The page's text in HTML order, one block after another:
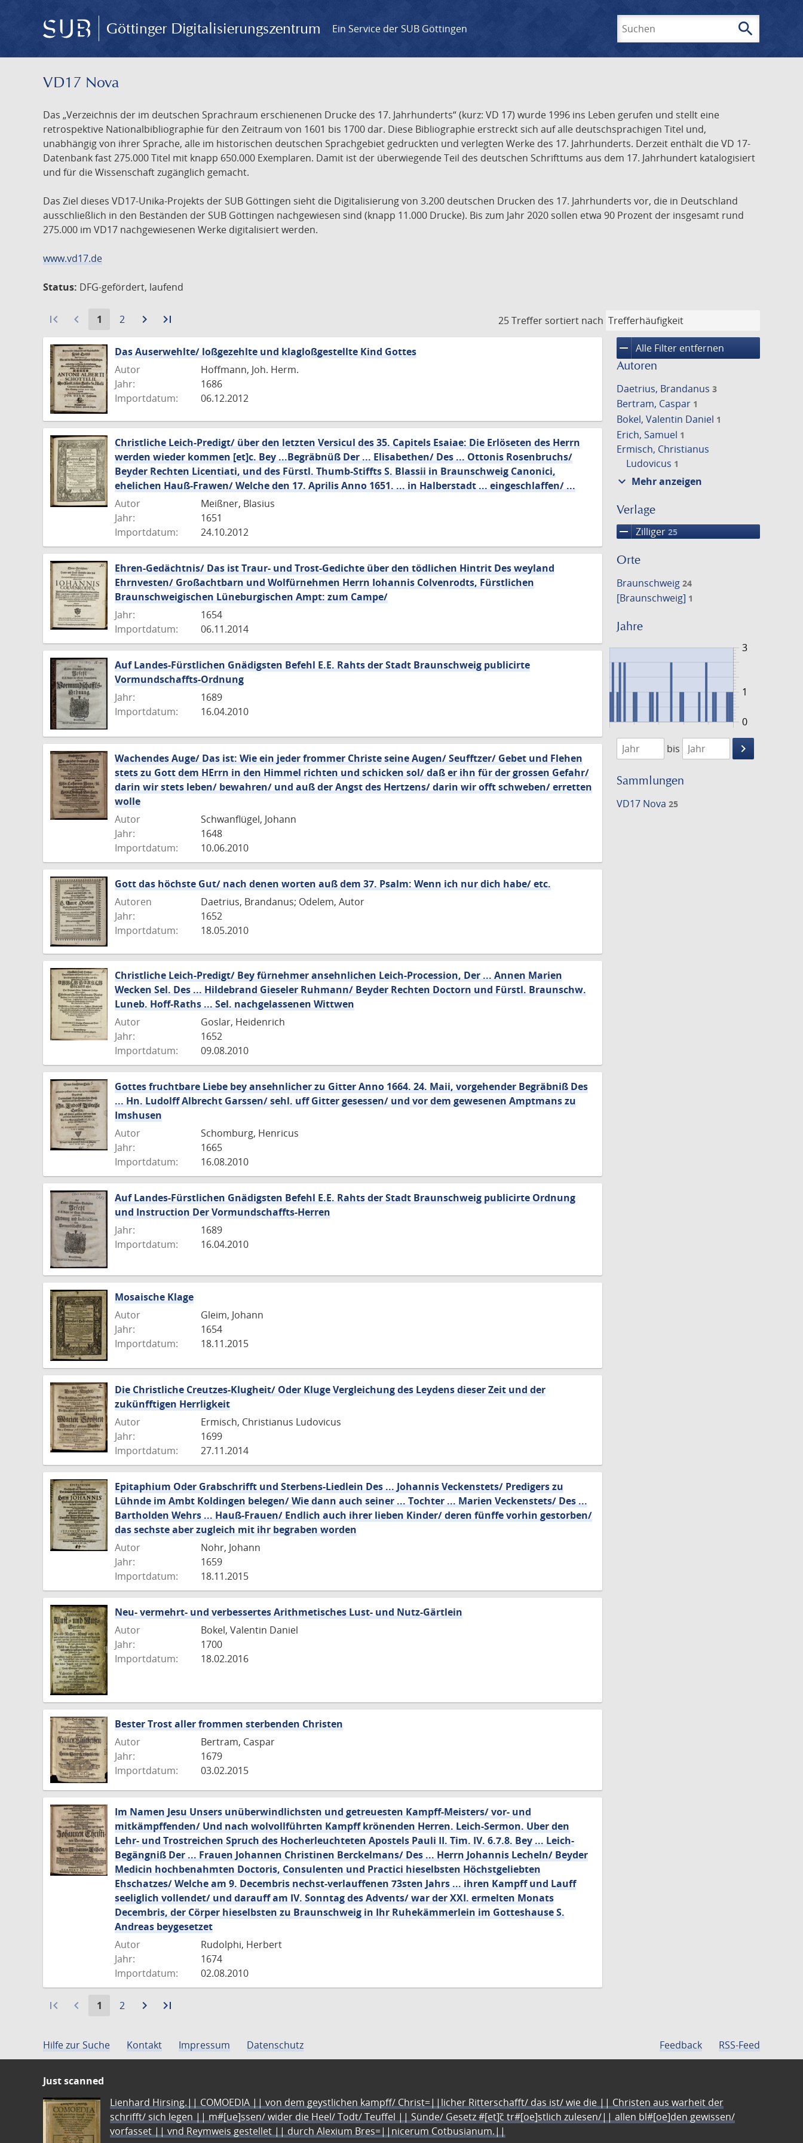
Göttinger Digitalisierungszentrum Ein Service der SUB Göttingen search
VD17 Nova
Das „Verzeichnis der im deutschen Sprachraum erschienenen Drucke des 17. Jahrhunderts“ (kurz: VD 17) wurde 1996 ins Leben gerufen und stellt eine
retrospektive Nationalbibliographie für den Zeitraum von 1601 bis 1700 dar. Diese Bibliographie erstreckt sich auf alle deutschsprachigen Titel und,
unabhängig von ihrer Sprache, alle im historischen deutschen Sprachgebiet gedruckten und verlegten Werke des 17. Jahrhunderts. Derzeit enthält die VD 17-
Datenbank fast 275.000 Titel mit knapp 650.000 Exemplaren. Damit ist der überwiegende Teil des deutschen Schrifttums aus dem 17. Jahrhundert katalogisiert
und für die Wissenschaft zugänglich gemacht.
Das Ziel dieses VD17-Unika-Projekts der SUB Göttingen sieht die Digitalisierung von 3.200 deutschen Drucken des 17. Jahrhunderts vor, die in Deutschland
ausschließlich in den Beständen der SUB Göttingen nachgewiesen sind (knapp 11.000 Drucke). Bis zum Jahr 2020 sollen etwa 90 Prozent der insgesamt rund
275.000 im VD17 nachgewiesenen Werke digitalisiert werden.
www.vd17.de
Status: DFG-gefördert, laufend
25 Treffer sortiert nach
first_page navigate_before
Aktuelle
1
Gehe
Seite
2 navigate_next
Zur
Seite
last_page
Seite
remove Alle Filter entfernen
Autoren
Daetrius, Brandanus 3
Bertram, Caspar 1
Bokel, Valentin Daniel 1
Erich, Samuel 1
Ermisch, Christianus
Ludovicus 1
expand_more Mehr anzeigen
Verlage
remove Zilliger 25
Orte
Braunschweig 24
[Braunschweig] 1
Jahre
0
3
1
1648
1701
bis
keyboard_arrow_right
Suche
Sammlungen
VD17 Nova 25
Das Auserwehlte/ loßgezehlte und klagloßgestellte Kind Gottes
Autor
Hoffmann, Joh. Herm.
Jahr:
1686
Importdatum:
06.12.2012
Christliche Leich-Predigt/ über den letzten Versicul des 35. Capitels Esaiae: Die Erlöseten des Herrn
werden wieder kommen [et]c. Bey ...Begräbnüß Der ... Elisabethen/ Des ... Ottonis Rosenbruchs/
Beyder Rechten Licentiati, und des Fürstl. Thumb-Stiffts S. Blassii in Braunschweig Canonici,
ehelichen Hauß-Frawen/ Welche den 17. Aprilis Anno 1651. ... in Halberstadt ... eingeschlaffen/ ...
Autor
Meißner, Blasius
Jahr:
1651
Importdatum:
24.10.2012
Ehren-Gedächtnis/ Das ist Traur- und Trost-Gedichte über den tödlichen Hintrit Des weyland
Ehrnvesten/ Großachtbarn und Wolfürnehmen Herrn Iohannis Colvenrodts, Fürstlichen
Braunschweigischen Lüneburgischen Ampt: zum Campe/
Jahr:
1654
Importdatum:
06.11.2014
Auf Landes-Fürstlichen Gnädigsten Befehl E.E. Rahts der Stadt Braunschweig publicirte
Vormundschaffts-Ordnung
Jahr:
1689
Importdatum:
16.04.2010
Wachendes Auge/ Das ist: Wie ein jeder frommer Christe seine Augen/ Seufftzer/ Gebet und Flehen
stets zu Gott dem HErrn in den Himmel richten und schicken sol/ daß er ihn für der grossen Gefahr/
darin wir stets leben/ bewahren/ und auß der Angst des Hertzens/ darin wir offt schweben/ erretten
wolle
Autor
Schwanflügel, Johann
Jahr:
1648
Importdatum:
10.06.2010
Gott das höchste Gut/ nach denen worten auß dem 37. Psalm: Wenn ich nur dich habe/ etc.
Autoren
Daetrius, Brandanus; Odelem, Autor
Jahr:
1652
Importdatum:
18.05.2010
Christliche Leich-Predigt/ Bey fürnehmer ansehnlichen Leich-Procession, Der ... Annen Marien
Wecken Sel. Des ... Hildebrand Gieseler Ruhmann/ Beyder Rechten Doctorn und Fürstl. Braunschw.
Luneb. Hoff-Raths ... Sel. nachgelassenen Wittwen
Autor
Goslar, Heidenrich
Jahr:
1652
Importdatum:
09.08.2010
Gottes fruchtbare Liebe bey ansehnlicher zu Gitter Anno 1664. 24. Maii, vorgehender Begräbniß Des
... Hn. Ludolff Albrecht Garssen/ sehl. uff Gitter gesessen/ und vor dem gewesenen Amptmans zu
Imshusen
Autor
Schomburg, Henricus
Jahr:
1665
Importdatum:
16.08.2010
Auf Landes-Fürstlichen Gnädigsten Befehl E.E. Rahts der Stadt Braunschweig publicirte Ordnung
und Instruction Der Vormundschaffts-Herren
Jahr:
1689
Importdatum:
16.04.2010
Mosaische Klage
Autor
Gleim, Johann
Jahr:
1654
Importdatum:
18.11.2015
Die Christliche Creutzes-Klugheit/ Oder Kluge Vergleichung des Leydens dieser Zeit und der
zukünfftigen Herrligkeit
Autor
Ermisch, Christianus Ludovicus
Jahr:
1699
Importdatum:
27.11.2014
Epitaphium Oder Grabschrifft und Sterbens-Liedlein Des ... Johannis Veckenstets/ Predigers zu
Lühnde im Ambt Koldingen belegen/ Wie dann auch seiner ... Tochter ... Marien Veckenstets/ Des ...
Bartholden Wehrs ... Hauß-Frauen/ Endlich auch ihrer lieben Kinder/ deren fünffe vorhin gestorben/
das sechste aber zugleich mit ihr begraben worden
Autor
Nohr, Johann
Jahr:
1659
Importdatum:
18.11.2015
Neu- vermehrt- und verbessertes Arithmetisches Lust- und Nutz-Gärtlein
Autor
Bokel, Valentin Daniel
Jahr:
1700
Importdatum:
18.02.2016
Bester Trost aller frommen sterbenden Christen
Autor
Bertram, Caspar
Jahr:
1679
Importdatum:
03.02.2015
Im Namen Jesu Unsers unüberwindlichsten und getreuesten Kampff-Meisters/ vor- und
mitkämpffenden/ Und nach wolvollführten Kampff krönenden Herren. Leich-Sermon. Uber den
Lehr- und Trostreichen Spruch des Hocherleuchteten Apostels Pauli II. Tim. IV. 6.7.8. Bey ... Leich-
Begängniß Der ... Frauen Johannen Christinen Berckelmans/ Des ... Herrn Johannis Lecheln/ Beyder
Medicin hochbenahmten Doctoris, Consulenten und Practici hieselbsten Höchstgeliebten
Ehschatzes/ Welche am 9. Decembris nechst-verlauffenen 73sten Jahrs ... ihren Kampff und Lauff
seeliglich vollendet/ und darauff am IV. Sonntag des Advents/ war der XXI. ermelten Monats
Decembris, der Cörper hieselbsten zu Braunschweig in Ihr Ruhekämmerlein im Gotteshause S.
Andreas beygesetzet
Autor
Rudolphi, Herbert
Jahr:
1674
Importdatum:
02.08.2010
first_page navigate_before
Aktuelle
1
Gehe
2 navigate_next
Zurlast_page
Hilfe zur Suche
Kontakt Impressum Datenschutz Feedback RSS-Feed
Just scanned
Lienhard Hirsing.|| COMOEDIA || von dem geystlichen kampff/ Christ=||licher Ritterschafft/ das ist/ wie die || Christen aus warheit der
schrifft/ sich legen || m#[ue]ssen/ wider die Heel/ Todt/ Teuffel || Sünde/ Gesetz #[et]c̃ tr#[oe]stlich zulesen/|| allen bl#[oe]den gewissen/
vorfasset || vnd Reymweis gestellet || durch Alexium Bres=||nicerum Cotbusianum.||